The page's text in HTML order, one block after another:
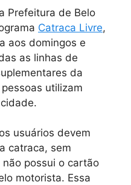
Prefeitura de Belo
Catraca Livre,
aos domingos e
as linhas de
da
utilizam
usuários devem
catraca, sem
possui o cartão
motorista. Essa